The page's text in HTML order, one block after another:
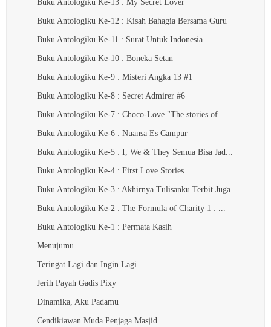
Buku Antologiku Ke-13 : My Secret Lover
Buku Antologiku Ke-12 : Kisah Bahagia Bersama Guru
Buku Antologiku Ke-11 : Surat Untuk Indonesia
Buku Antologiku Ke-10 : Boneka Setan
Buku Antologiku Ke-9 : Misteri Angka 13 #1
Buku Antologiku Ke-8 : Secret Admirer #6
Buku Antologiku Ke-7 : Choco-Love "The stories of...
Buku Antologiku Ke-6 : Nuansa Es Campur
Buku Antologiku Ke-5 : I, We & They Semua Bisa Jad...
Buku Antologiku Ke-4 : First Love Stories
Buku Antologiku Ke-3 : Akhirnya Tulisanku Terbit Juga
Buku Antologiku Ke-2 : The Formula of Charity 1 : ...
Buku Antologiku Ke-1 : Permata Kasih
Menujumu
Teringat Lagi dan Ingin Lagi
Jerih Payah Gadis Pixy
Dinamika, Aku Padamu
Cendikiawan Muda Penjaga Masjid